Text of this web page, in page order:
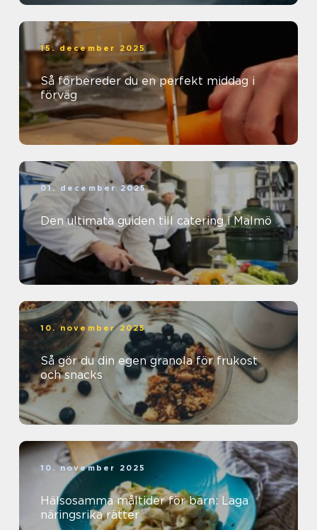
15. december 2025
Så förbereder du en perfekt middag i
förväg
01. december 2025
Den ultimata guiden till catering i Malmö
10. november 2025
Så gör du din egen granola för frukost
och snacks
10. november 2025
Hälsosamma måltider för barn: Laga
näringsrika rätter